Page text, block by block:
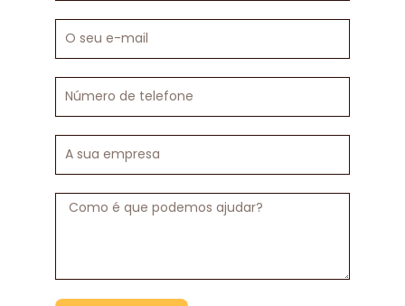
seu
de
sua
Mensagem